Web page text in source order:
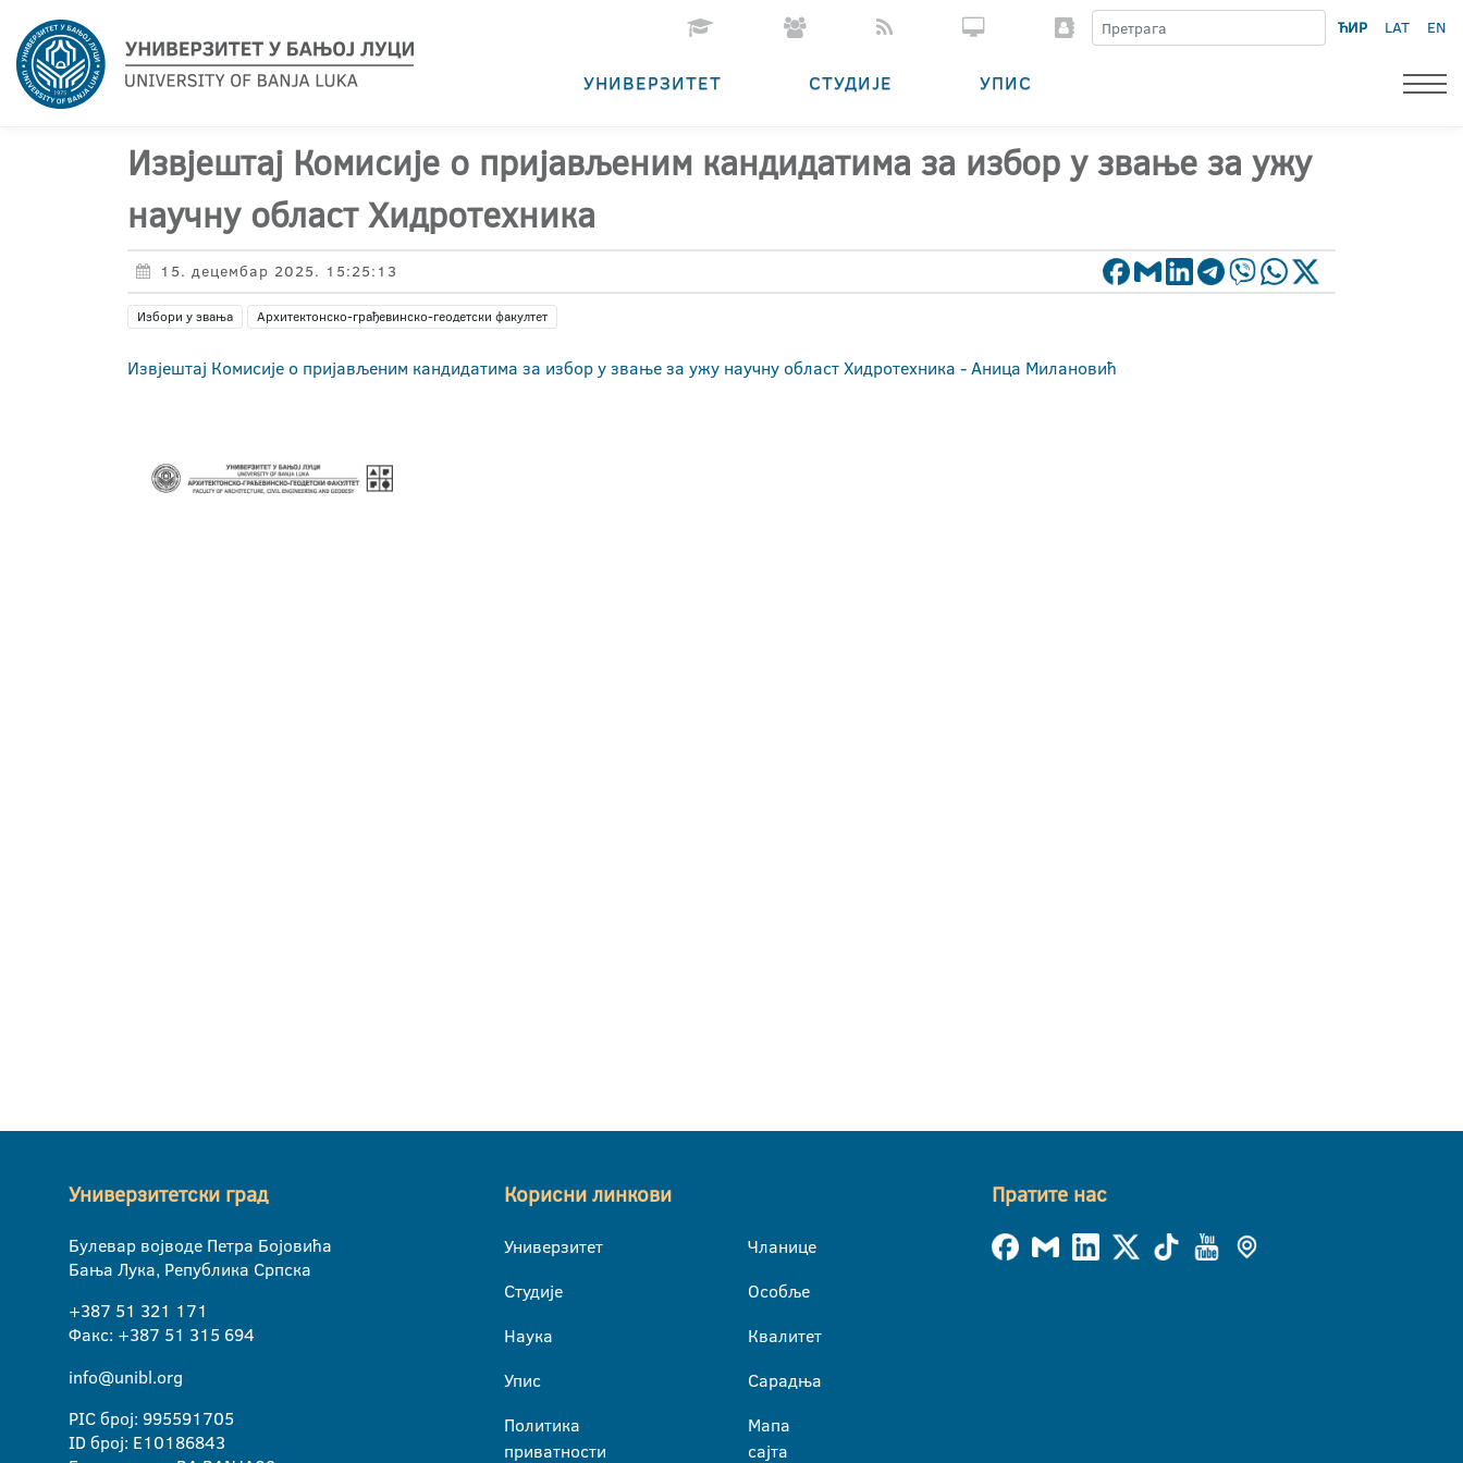
ЋИР LAT EN
УНИВЕРЗИТЕТ СТУДИЈЕ УПИС
Извјештај Комисије о пријављеним кандидатима за избор у звање за ужу
научну област Хидротехника
15. децембар 2025. 15:25:13
Избори у звања Архитектонско-грађевинско-геодетски факултет
Извјештај Комисије о пријављеним кандидатима за избор у звање за ужу научну област Хидротехника - Аница Милановић
Универзитетски град
Булевар војводе Петра Бојовића
Бања Лука, Република Српска
+387 51 321 171
Факс: +387 51 315 694
info@unibl.org
PIC број: 995591705
ID број: E10186843
Корисни линкови
Универзитет
Студије
Наука
Упис
Политика
приватности
Чланице
Особље
Квалитет
Сарадња
Мапа
сајта
Пратите нас